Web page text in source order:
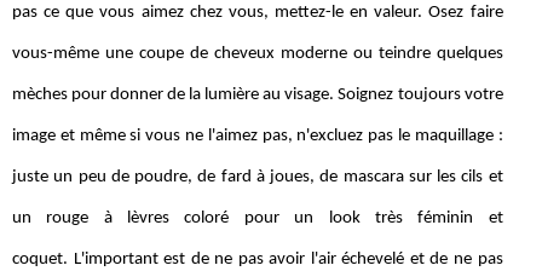
pas ce que vous aimez chez vous, mettez-le en valeur. Osez faire
vous-même une coupe de cheveux moderne ou teindre quelques
mèches pour donner de la lumière au visage. Soignez toujours votre
image et même si vous ne l'aimez pas, n'excluez pas le maquillage :
juste un peu de poudre, de fard à joues, de mascara sur les cils et
un rouge à lèvres coloré pour un look très féminin et
coquet. L'important est de ne pas avoir l'air échevelé et de ne pas